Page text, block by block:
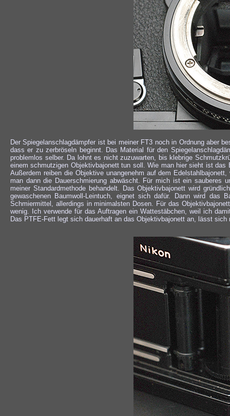
Der Spiegelanschlagdämpfer ist bei meiner FT3 noch in Ordnung aber
dass er zu zerbröseln beginnt. Das Material für den
problemlos selber. Da lohnt es nicht zuzuwarten, bis klebrige
einem schmutzigen Objektivbajonett tun soll. Wie man hier sieht ist
Außerdem reiben die Objektive unangenehm auf dem
man dann die Dauerschmierung abwäscht. Für mich ist ein sauberes
meiner Standardmethode behandelt. Das Objektivbajonett wird
gewaschenen Baumwoll-Leintuch, eignet sich dafür. Dann wird
Schmiermittel, allerdings in minimalsten Dosen. Für das
wenig. Ich verwende für das Auftragen ein Wattestäbchen, weil ich
Das PTFE-Fett legt sich dauerhaft an das Objektivbajonett an, lässt